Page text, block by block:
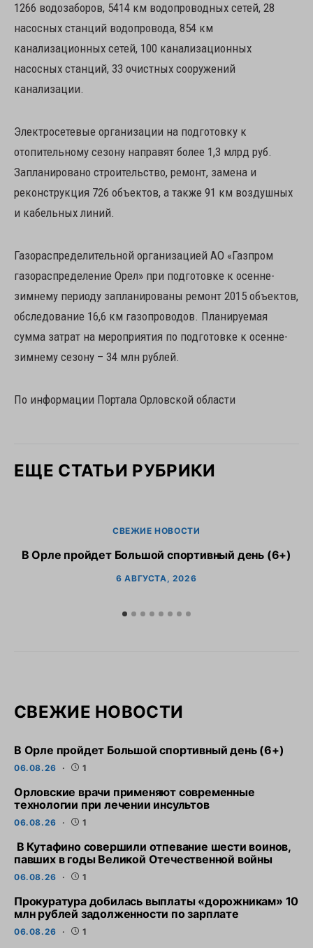
1266 водозаборов, 5414 км водопроводных сетей, 28
насосных станций водопровода, 854 км
канализационных сетей, 100 канализационных
насосных станций, 33 очистных сооружений
канализации.
Электросетевые организации на подготовку к
отопительному сезону направят более 1,3 млрд руб.
Запланировано строительство, ремонт, замена и
реконструкция 726 объектов, а также 91 км воздушных
и кабельных линий.
Газораспределительной организацией АО «Газпром
газораспределение Орел» при подготовке к осенне-
зимнему периоду запланированы ремонт 2015 объектов,
обследование 16,6 км газопроводов. Планируемая
сумма затрат на мероприятия по подготовке к осенне-
зимнему сезону – 34 млн рублей.
По информации Портала Орловской области
ЕЩЕ СТАТЬИ РУБРИКИ
СВЕЖИЕ НОВОСТИ
В Орле пройдет Большой спортивный день (6+)
6 АВГУСТА, 2026
СВЕЖИЕ НОВОСТИ
В Орле пройдет Большой спортивный день (6+)
06.08.26 1
Орловские врачи применяют современные
технологии при лечении инсультов
06.08.26 1
В Кутафино совершили отпевание шести воинов,
павших в годы Великой Отечественной войны
06.08.26 1
Прокуратура добилась выплаты «дорожникам» 10
млн рублей задолженности по зарплате
06.08.26 1